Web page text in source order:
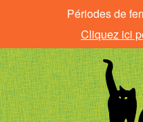
Périodes de
Cliquez ici